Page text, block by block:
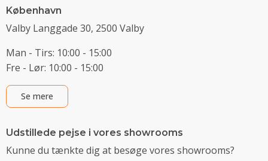
København
Valby Langgade 30, 2500 Valby
Man - Tirs: 10:00 - 15:00
Fre - Lør: 10:00 - 15:00
Se mere
Udstillede pejse i vores showrooms
Kunne du tænkte dig at besøge vores showrooms?